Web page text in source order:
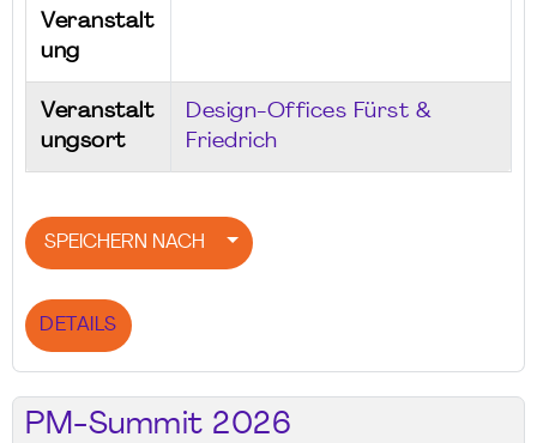
Veranstalt
ung
Veranstalt
ungsort
Design-Offices Fürst &
Friedrich
SPEICHERN NACH
DETAILS
PM-Summit 2026